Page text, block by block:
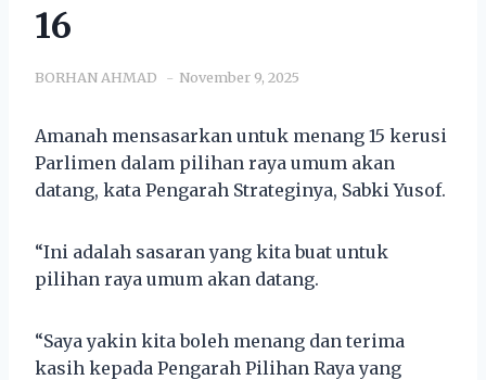
16
BORHAN AHMAD November 9, 2025
Amanah mensasarkan untuk menang 15 kerusi
Parlimen dalam pilihan raya umum akan
datang, kata Pengarah Strateginya, Sabki Yusof.
“Ini adalah sasaran yang kita buat untuk
pilihan raya umum akan datang.
“Saya yakin kita boleh menang dan terima
kasih kepada Pengarah Pilihan Raya yang